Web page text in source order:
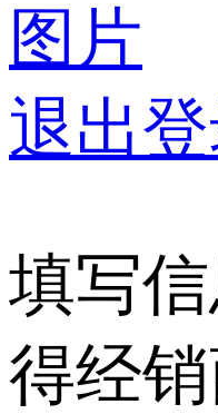
图片
退出
填写
得经